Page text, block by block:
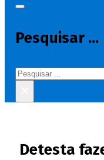
Pesquisar ...
Pesquisar
Detesta